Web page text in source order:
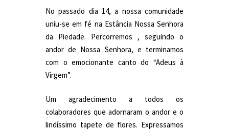
No passado dia 14, a nossa comunidade
uniu-se em fé na Estância Nossa Senhora
da Piedade. Percorremos , seguindo o
andor de Nossa Senhora, e terminamos
com o emocionante canto do “Adeus à
Virgem”.
Um agradecimento a todos os
colaboradores que adornaram o andor e o
lindíssimo tapete de flores. Expressamos